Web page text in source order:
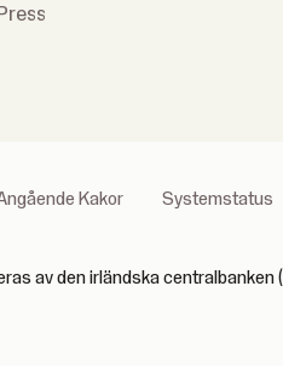
Kakor Systemstatus
av den irländska centralbanken